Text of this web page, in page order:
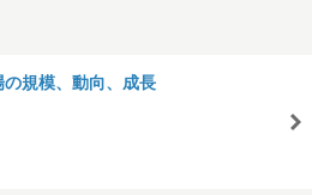
規模、動向、成長